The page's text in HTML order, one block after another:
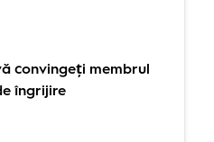
convingeți membrul
îngrijire